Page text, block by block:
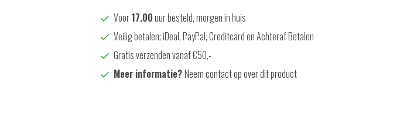
Voor17.00uur besteld, morgen in huis
Veilig betalen; iDeal, PayPal, Creditcard en Achteraf Betalen
Gratis verzenden vanaf €50,-
Meer informatie?Neem contact op over dit product